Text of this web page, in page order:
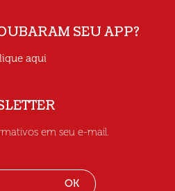
SEU APP?
aqui
em seu e-mail.
OK